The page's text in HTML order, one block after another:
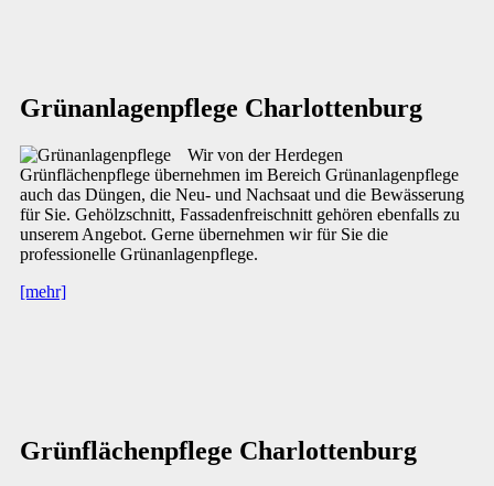
Grünanlagenpflege Charlottenburg
Wir von der Herdegen
Grünflächenpflege übernehmen im Bereich Grünanlagenpflege
auch das Düngen, die Neu- und Nachsaat und die Bewässerung
für Sie. Gehölzschnitt, Fassadenfreischnitt gehören ebenfalls zu
unserem Angebot. Gerne übernehmen wir für Sie die
professionelle Grünanlagenpflege.
[mehr]
Grünflächenpflege Charlottenburg